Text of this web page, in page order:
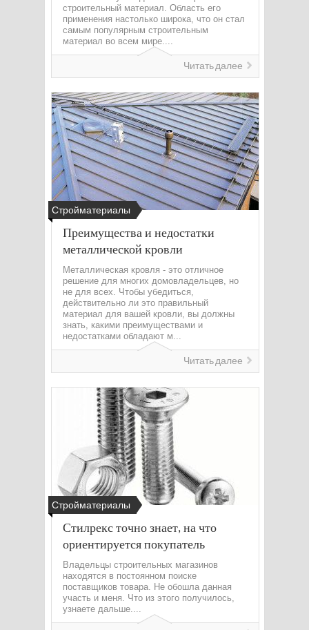
строительный материал. Область его
применения настолько широка, что он стал
самым популярным строительным
материал во всем мире....
Читать далее
Стройматериалы
Преимущества и недостатки
металлической кровли
Металлическая кровля - это отличное
решение для многих домовладельцев, но
не для всех. Чтобы убедиться,
действительно ли это правильный
материал для вашей кровли, вы должны
знать, какими преимуществами и
недостатками обладают м...
Читать далее
Стройматериалы
Стилрекс точно знает, на что
ориентируется покупатель
Владельцы строительных магазинов
находятся в постоянном поиске
поставщиков товара. Не обошла данная
участь и меня. Что из этого получилось,
узнаете дальше....